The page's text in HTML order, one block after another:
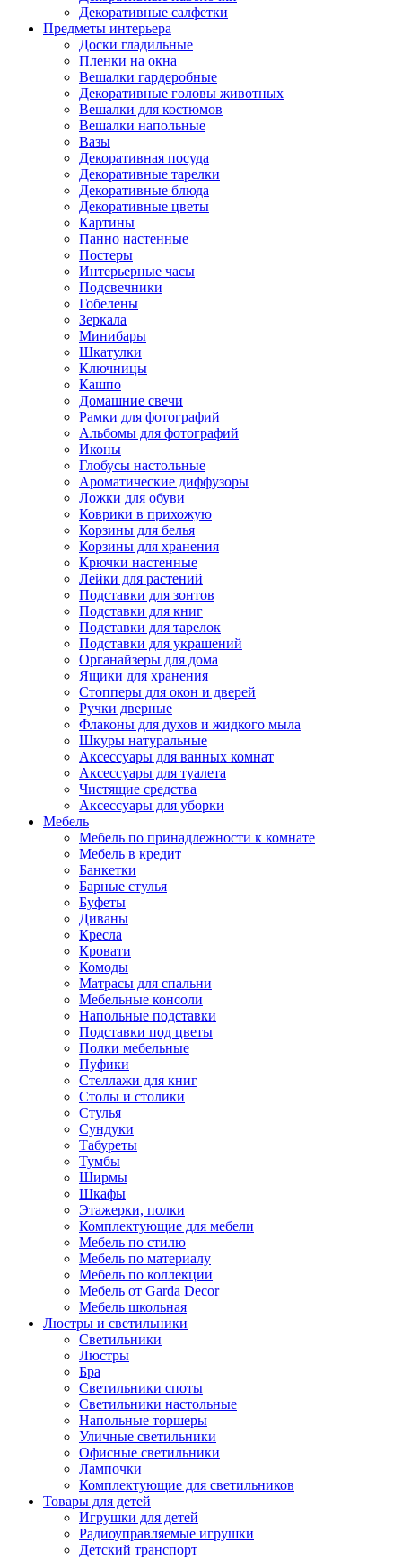
Декоративные салфетки
Предметы интерьера
Доски гладильные
Пленки на окна
Вешалки гардеробные
Декоративные головы животных
Вешалки для костюмов
Вешалки напольные
Вазы
Декоративная посуда
Декоративные тарелки
Декоративные блюда
Декоративные цветы
Картины
Панно настенные
Постеры
Интерьерные часы
Подсвечники
Гобелены
Зеркала
Минибары
Шкатулки
Ключницы
Кашпо
Домашние свечи
Рамки для фотографий
Альбомы для фотографий
Иконы
Глобусы настольные
Ароматические диффузоры
Ложки для обуви
Коврики в прихожую
Корзины для белья
Корзины для хранения
Крючки настенные
Лейки для растений
Подставки для зонтов
Подставки для книг
Подставки для тарелок
Подставки для украшений
Органайзеры для дома
Ящики для хранения
Стопперы для окон и дверей
Ручки дверные
Флаконы для духов и жидкого мыла
Шкуры натуральные
Аксессуары для ванных комнат
Аксессуары для туалета
Чистящие средства
Аксессуары для уборки
Мебель
Мебель по принадлежности к комнате
Мебель в кредит
Банкетки
Барные стулья
Буфеты
Диваны
Кресла
Кровати
Комоды
Матрасы для спальни
Мебельные консоли
Напольные подставки
Подставки под цветы
Полки мебельные
Пуфики
Стеллажи для книг
Столы и столики
Стулья
Сундуки
Табуреты
Тумбы
Ширмы
Шкафы
Этажерки, полки
Комплектующие для мебели
Мебель по стилю
Мебель по материалу
Мебель по коллекции
Мебель от Garda Decor
Мебель школьная
Люстры и светильники
Светильники
Люстры
Бра
Светильники споты
Светильники настольные
Напольные торшеры
Уличные светильники
Офисные светильники
Лампочки
Комплектующие для светильников
Товары для детей
Игрушки для детей
Радиоуправляемые игрушки
Детский транспорт